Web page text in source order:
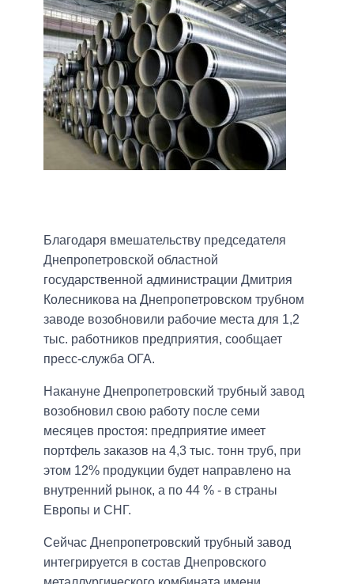
Благодаря вмешательству председателя
Днепропетровской областной
государственной администрации Дмитрия
Колесникова на Днепропетровском трубном
заводе возобновили рабочие места для 1,2
тыс. работников предприятия, сообщает
пресс-служба ОГА.
Накануне Днепропетровский трубный завод
возобновил свою работу после семи
месяцев простоя: предприятие имеет
портфель заказов на 4,3 тыс. тонн труб, при
этом 12% продукции будет направлено на
внутренний рынок, а по 44 % - в страны
Европы и СНГ.
Сейчас Днепропетровский трубный завод
интегрируется в состав Днепровского